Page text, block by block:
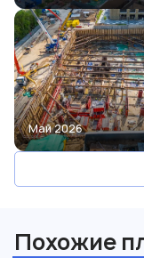
Май 2026
Похожие